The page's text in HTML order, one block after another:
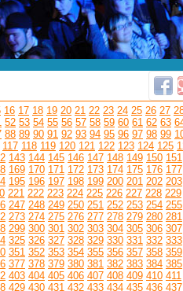
16 17 18 19 20 21 22 23 24 25 26 27
52 53 54 55 56 57 58 59 60 61 62 63
88 89 90 91 92 93 94 95 96 97 98 99
117 118 119 120 121 122 123 124 125
143 144 145 146 147 148 149 150 151
169 170 171 172 173 174 175 176 177
195 196 197 198 199 200 201 202 203
221 222 223 224 225 226 227 228 229
247 248 249 250 251 252 253 254 255
273 274 275 276 277 278 279 280 281
299 300 301 302 303 304 305 306 307
325 326 327 328 329 330 331 332 333
351 352 353 354 355 356 357 358 359
377 378 379 380 381 382 383 384 385
403 404 405 406 407 408 409 410 411
429 430 431 432 433 434 435 436 437